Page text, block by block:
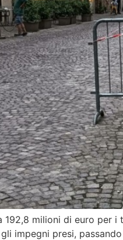
192,8 milioni di euro per
impegni presi,